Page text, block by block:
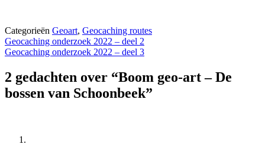
Categorieën Geoart, Geocaching routes
Geocaching onderzoek 2022 – deel 2
Geocaching onderzoek 2022 – deel 3
2 gedachten over “Boom geo-art – De
bossen van Schoonbeek”